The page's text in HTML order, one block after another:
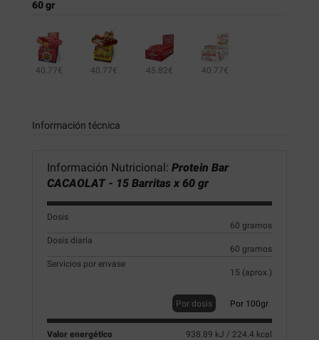
60 gr
40.77€ 40.77€ 45.82€ 40.77€
Información técnica
Información Nutricional: Protein Bar
CACAOLAT - 15 Barritas x 60 gr
Dosis
60 gramos
Dosis diaria
60 gramos
Servicios por envase
15 (aprox.)
Por dosis Por 100gr
Valor energético
938.89 kJ / 224.4 kcal